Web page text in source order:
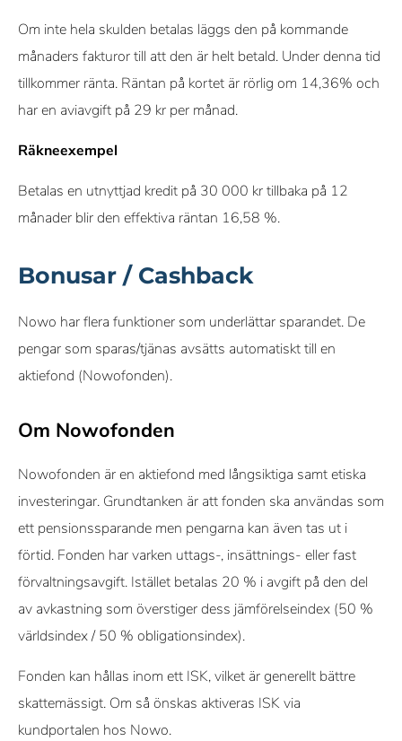
Om inte hela skulden betalas läggs den på kommande
månaders fakturor till att den är helt betald. Under denna tid
tillkommer ränta. Räntan på kortet är rörlig om 14,36% och
har en aviavgift på 29 kr per månad.
Räkneexempel
Betalas en utnyttjad kredit på 30 000 kr tillbaka på 12
månader blir den effektiva räntan 16,58 %.
Bonusar / Cashback
Nowo har flera funktioner som underlättar sparandet. De
pengar som sparas/tjänas avsätts automatiskt till en
aktiefond (Nowofonden).
Om Nowofonden
Nowofonden är en aktiefond med långsiktiga samt etiska
investeringar. Grundtanken är att fonden ska användas som
ett pensionssparande men pengarna kan även tas ut i
förtid. Fonden har varken uttags-, insättnings- eller fast
förvaltningsavgift. Istället betalas 20 % i avgift på den del
av avkastning som överstiger dess jämförelseindex (50 %
världsindex / 50 % obligationsindex).
Fonden kan hållas inom ett ISK, vilket är generellt bättre
skattemässigt. Om så önskas aktiveras ISK via
kundportalen hos Nowo.